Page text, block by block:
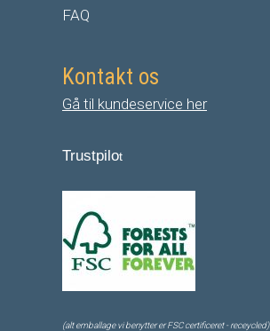
FAQ
Kontakt os
Gå til kundeservice her
Trustpilot
(alt emballage vi benytter er FSC certificeret - receycled)